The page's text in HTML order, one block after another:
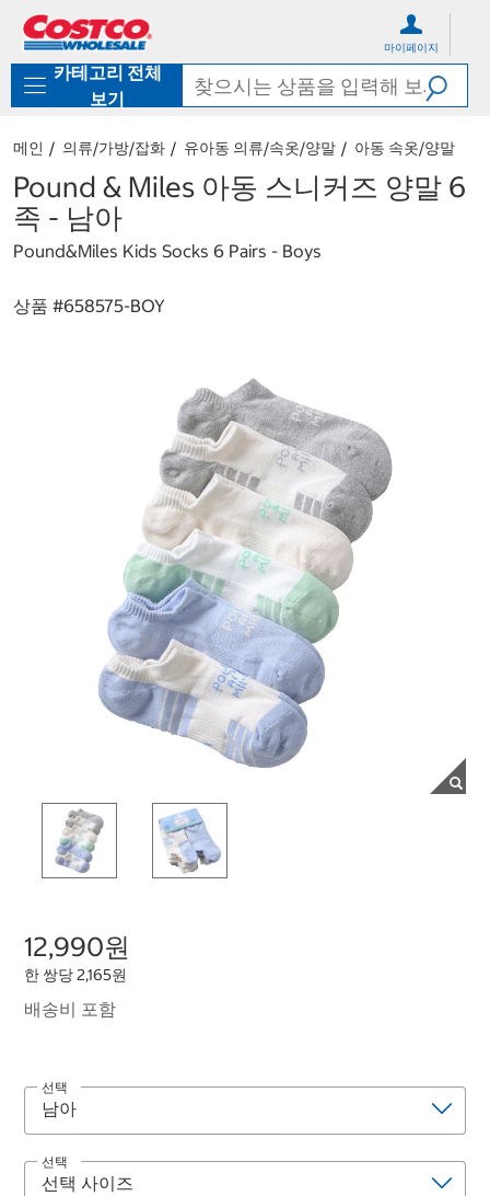
로
기
가
마이페이지
카테고리 전체
보기
메인 의류/가방/잡화 유아동 의류/속옷/양말 아동 속옷/양말
Pound & Miles 아동 스니커즈 양말 6
족 - 남아
Pound&Miles Kids Socks 6 Pairs - Boys
상품 #658575-BOY
12,990원
한 쌍당 2,165원
배송비 포함
선택
선택